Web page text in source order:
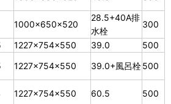
1000×650×520
28.5+40A排
水栓
300
1227×754×550 39.0
500
1227×754×550 39.0+風呂栓500
1227×754×550 60.5
500